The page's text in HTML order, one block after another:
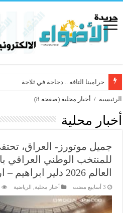
حرامينا التافه .. دجاجة في ثلاجة
الرئيسية / أخبار محلية (صفحه 8)
أخبار محلية
جميل موتورز- العراق،
للمنتخب الوطني العراقي
العالم 2026 دلير ابراهيم – اربيل
أخبار محلية الرياضية